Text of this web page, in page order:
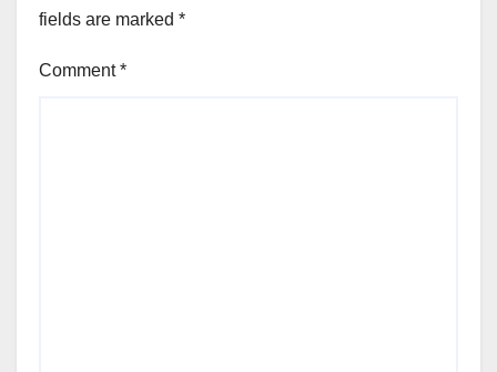
fields are marked *
Comment*